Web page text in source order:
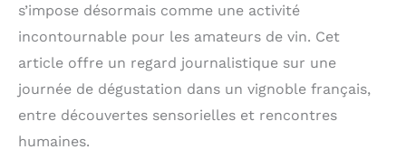
s’impose désormais comme une activité
incontournable pour les amateurs de vin. Cet
article offre un regard journalistique sur une
journée de dégustation dans un vignoble français,
entre découvertes sensorielles et rencontres
humaines.